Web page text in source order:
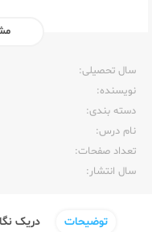
سال تحصیلی:‌
نویسنده:‌
دسته بندی:
نام درس:
تعداد صفحات:‌
سال انتشار:‌
توضیحات دریک